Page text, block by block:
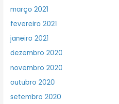
março 2021
fevereiro 2021
janeiro 2021
dezembro 2020
novembro 2020
outubro 2020
setembro 2020